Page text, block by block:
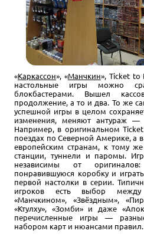
«Каркассон», «Манчкин», Ticket to
настольные игры можно
блокбастерами. Вышел
продолжение, а то и два. То же
успешной игры в целом
изменения, меняют антураж
Например, в оригинальном
поездах по Северной Америке, а
европейским странам, к тому
станции, туннели и паромы.
независимы от
понравившуюся коробку и
первой настолки в серии.
игроков есть выбор
«Манчкином», «Звёздным»,
«Ктулху», «Зомби» и даже
перечисленные игры —
набором карт и нюансами правил.